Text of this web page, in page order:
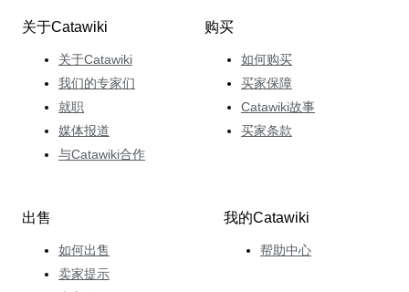
关于Catawiki
关于Catawiki
我们的专家们
就职
媒体报道
与Catawiki合作
购买
如何购买
买家保障
Catawiki故事
买家条款
出售
如何出售
卖家提示
我的Catawiki
帮助中心